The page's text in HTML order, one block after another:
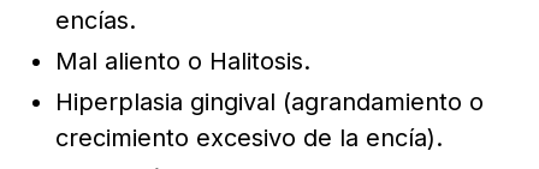
encías.
Mal aliento o Halitosis.
Hiperplasia gingival (agrandamiento o
crecimiento excesivo de la encía).